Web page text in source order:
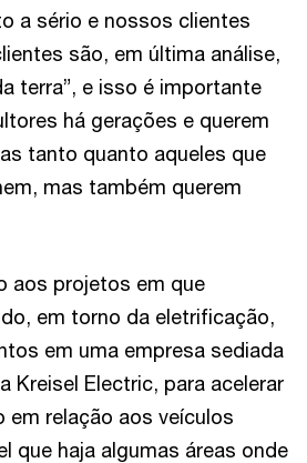
a sério e nossos clientes
são, em última análise,
terra”, e isso é importante
há gerações e querem
tanto quanto aqueles que
mas também querem
aos projetos em que
em torno da eletrificação,
em uma empresa sediada
Kreisel Electric, para acelerar
em relação aos veículos
que haja algumas áreas onde